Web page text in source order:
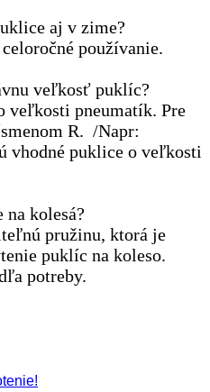
aj v zime?
používanie.
veľkosť puklíc?
veľkosti pneumatík. Pre
R. /Napr:
vhodné puklice o veľkosti
kolesá?
pružinu, ktorá je
puklíc na koleso.
potreby.